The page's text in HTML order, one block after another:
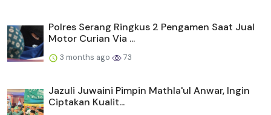
Polres Serang Ringkus 2 Pengamen Saat Jual
Motor Curian Via ...
3 months ago 73
Jazuli Juwaini Pimpin Mathla'ul Anwar, Ingin
Ciptakan Kualit...